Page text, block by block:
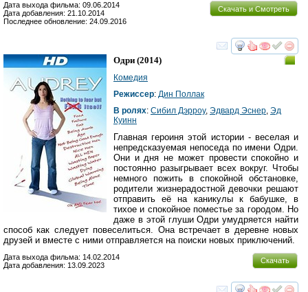
Скачать и Смотреть
Дата выхода фильма: 09.06.2014
Дата добавления: 21.10.2014
Последнее обновление: 24.09.2016
смотреть
Одри (2014)
Комедия
Режиссер: Дин Поллак
В ролях: Сибил Дэрроу, Эдвард Эснер, Эд
Куинн
Главная героиня этой истории - веселая и
непредсказуемая непоседа по имени Одри.
Они и дня не может провести спокойно и
постоянно разыгрывает всех вокруг. Чтобы
немного пожить в спокойной обстановке,
родители жизнерадостной девочки решают
отправить её на каникулы к бабушке, в
тихое и спокойное поместье за городом. Но
даже в этой глуши Одри умудряется найти
способ как следует повеселиться. Она встречает в деревне новых
друзей и вместе с ними отправляется на поиски новых приключений.
Скачать
Дата выхода фильма: 14.02.2014
Дата добавления: 13.09.2023